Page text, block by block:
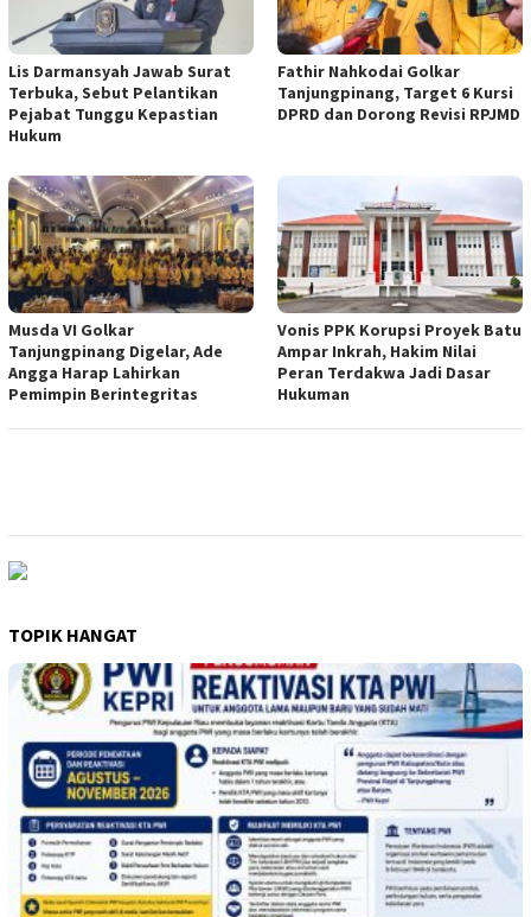
Lis Darmansyah Jawab Surat
Terbuka, Sebut Pelantikan
Pejabat Tunggu Kepastian
Hukum
Fathir Nahkodai Golkar
Tanjungpinang, Target 6 Kursi
DPRD dan Dorong Revisi RPJMD
Musda VI Golkar
Tanjungpinang Digelar, Ade
Angga Harap Lahirkan
Pemimpin Berintegritas
Vonis PPK Korupsi Proyek Batu
Ampar Inkrah, Hakim Nilai
Peran Terdakwa Jadi Dasar
Hukuman
TOPIK HANGAT